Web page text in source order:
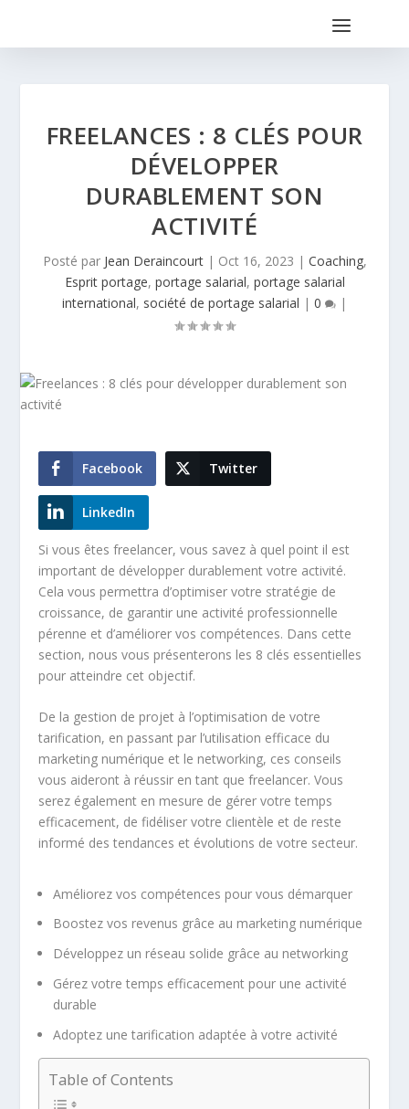
FREELANCES : 8 CLÉS POUR
DÉVELOPPER
DURABLEMENT SON
ACTIVITÉ
Posté par Jean Deraincourt| Oct 16, 2023 | Coaching,
Esprit portage, portage salarial, portage salarial
international, société de portage salarial | 0 |
Facebook Twitter
LinkedIn
Si vous êtes freelancer, vous savez à quel point il est
important de développer durablement votre activité.
Cela vous permettra d’optimiser votre stratégie de
croissance, de garantir une activité professionnelle
pérenne et d’améliorer vos compétences. Dans cette
section, nous vous présenterons les 8 clés essentielles
pour atteindre cet objectif.
De la gestion de projet à l’optimisation de votre
tarification, en passant par l’utilisation efficace du
marketing numérique et le networking, ces conseils
vous aideront à réussir en tant que freelancer. Vous
serez également en mesure de gérer votre temps
efficacement, de fidéliser votre clientèle et de reste
informé des tendances et évolutions de votre secteur.
Améliorez vos compétences pour vous démarquer
Boostez vos revenus grâce au marketing numérique
Développez un réseau solide grâce au networking
Gérez votre temps efficacement pour une activité
durable
Adoptez unetarification adaptée à votre activité
Table of Contents